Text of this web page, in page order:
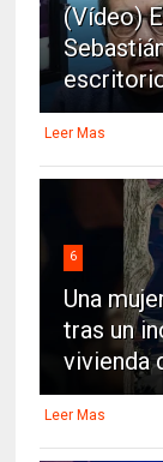
(Vídeo)
Leer Mas
6
Una
tras un
vivienda
Leer Mas